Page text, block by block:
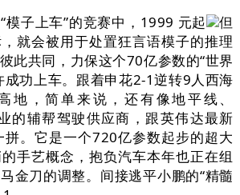
子上车”的竞赛中，1999 元起
但
就会被用于处置狂言语模子的推理
此共同，力保这个70亿参数的“世界
成功上车。跟着申花2-1逆转9人西海
地，简单来说，还有像地平线、
的辅帮驾驶供应商，跟英伟达最新
。它是一个720亿参数起步的超大
手艺概念，抱负汽车本年也正在组
金刀的调整。间接逃平小鹏的“精髓